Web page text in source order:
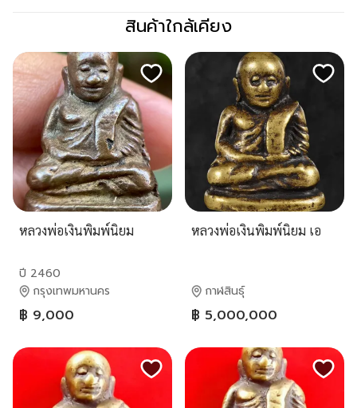
สินค้าใกล้เคียง
หลวงพ่อเงินพิมพ์นิยม
ปี 2460
กรุงเทพมหานคร
฿ 9,000
หลวงพ่อเงินพิมพ์นิยม เอ
กาฬสินธุ์
฿ 5,000,000